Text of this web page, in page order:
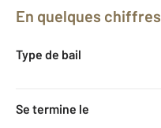
En quelques chiffres
Type de bail
Se termine le